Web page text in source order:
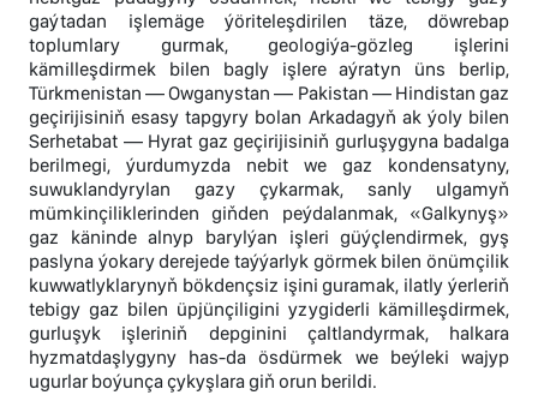
gaýtadan işlemäge ýöriteleşdirilen täze, döwrebap
toplumlary gurmak, geologiýa-gözleg işlerini
kämilleşdirmek bilen bagly işlere aýratyn üns berlip,
Türkmenistan — Owganystan — Pakistan — Hindistan gaz
geçirijisiniň esasy tapgyry bolan Arkadagyň ak ýoly bilen
Serhetabat — Hyrat gaz geçirijisiniň gurluşygyna badalga
berilmegi, ýurdumyzda nebit we gaz kondensatyny,
suwuklandyrylan gazy çykarmak, sanly ulgamyň
mümkinçiliklerinden giňden peýdalanmak, «Galkynyş»
gaz käninde alnyp barylýan işleri güýçlendirmek, gyş
paslyna ýokary derejede taýýarlyk görmek bilen önümçilik
kuwwatlyklarynyň bökdençsiz işini guramak, ilatly ýerleriň
tebigy gaz bilen üpjünçiligini yzygiderli kämilleşdirmek,
gurluşyk işleriniň depginini çaltlandyrmak, halkara
hyzmatdaşlygyny has-da ösdürmek we beýleki wajyp
ugurlar boýunça çykyşlara giň orun berildi.